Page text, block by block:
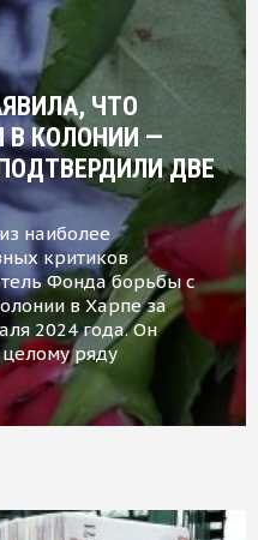
ЧТО
В КОЛОНИИ —
ДВЕ
наиболее
критиков
Фонда борьбы с
в Харпе за
2024 года. Он
ряду